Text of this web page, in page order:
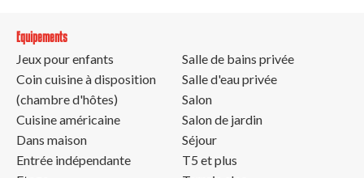
Equipements
Jeux pour enfants
Coin cuisine à disposition
(chambre d'hôtes)
Cuisine américaine
Dans maison
Entrée indépendante
Salle de bains privée
Salle d'eau privée
Salon
Salon de jardin
Séjour
T5 et plus